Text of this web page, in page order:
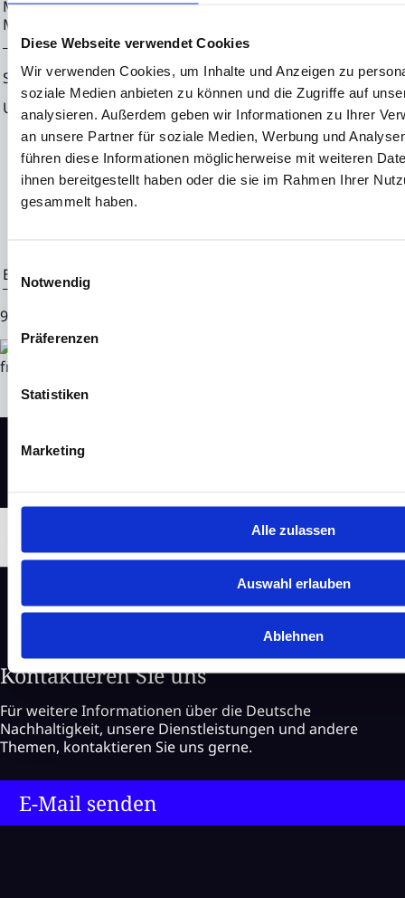
Diese Webseite verwendet Cookies
Wir verwenden Cookies, um Inhalte und Anzeigen zu
soziale Medien anbieten zu können und die Zugriffe auf
analysieren. Außerdem geben wir Informationen zu Ihrer
an unsere Partner für soziale Medien, Werbung und
führen diese Informationen möglicherweise mit weiteren
ihnen bereitgestellt haben oder die sie im Rahmen Ihrer
gesammelt haben.
Notwendig
Präferenzen
Statistiken
Marketing
Alle zulassen
Auswahl erlauben
Ablehnen
Meldepflichten, Corporate News/Finanznachrichten und
Medienarchiv unter https://eqs-news.com
Sprache:
Deutsch
Unternehmen:
NEON EQUITY AG
Mörfelder Landstraße
60598 Frankfurt
Ende der Mitteilung
91153 25.04.2024 CET/CEST
Kontaktieren Sie uns
Für weitere Informationen über die Deutsche
Nachhaltigkeit, unsere Dienstleistungen und andere
Themen, kontaktieren Sie uns gerne.
E-Mail senden